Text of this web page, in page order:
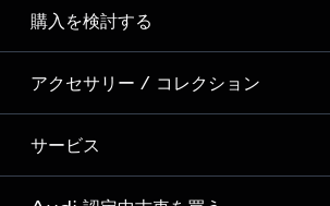
Story of Progress
Audi Sport
Formula 1®
デジタルサービス
ディーラー検索
新車在庫検索
試乗車・展示車検索
見積り依頼
購入を検討する
モデル一覧
特別仕様モデル / 限定モデル
e-tronラインアップ
アクセサリー / コレクション
純正アクセサリー
オンラインショップ
サービス